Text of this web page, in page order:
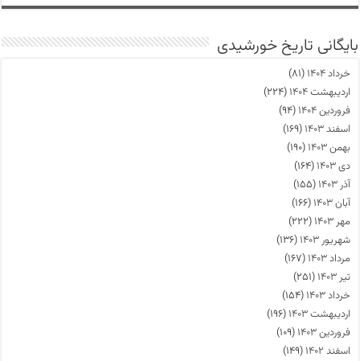
بایگانی تاریخ خورشیدی
خرداد ۱۴۰۴
(۸۱)
اردیبهشت ۱۴۰۴
(۲۲۴)
فروردین ۱۴۰۴
(۹۴)
اسفند ۱۴۰۳
(۱۶۹)
بهمن ۱۴۰۳
(۱۹۰)
دی ۱۴۰۳
(۱۶۴)
آذر ۱۴۰۳
(۱۵۵)
آبان ۱۴۰۳
(۱۶۶)
مهر ۱۴۰۳
(۲۲۲)
شهریور ۱۴۰۳
(۱۳۶)
مرداد ۱۴۰۳
(۱۶۷)
تیر ۱۴۰۳
(۲۵۱)
خرداد ۱۴۰۳
(۱۵۴)
اردیبهشت ۱۴۰۳
(۱۹۶)
فروردین ۱۴۰۳
(۱۰۹)
اسفند ۱۴۰۲
(۱۴۹)